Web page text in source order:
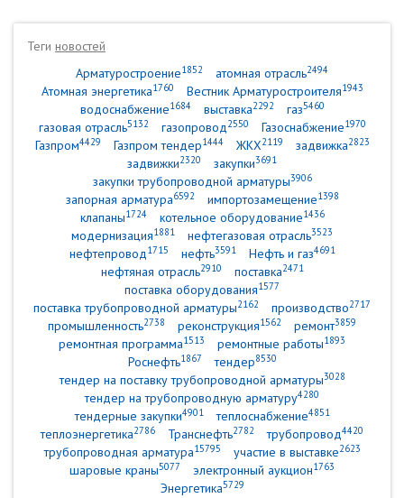
Теги новостей
Арматуростроение1852 атомная отрасль2494
Атомная энергетика1760 Вестник Арматуростроителя1943
водоснабжение1684 выставка2292 газ5460
газовая отрасль5132 газопровод2550 Газоснабжение1970
Газпром4429 Газпром тендер1444 ЖКХ2119 задвижка2823
задвижки2320 закупки3691
закупки трубопроводной арматуры3906
запорная арматура6592 импортозамещение1398
клапаны1724 котельное оборудование1436
модернизация1881 нефтегазовая отрасль3523
нефтепровод1715 нефть3591 Нефть и газ4691
нефтяная отрасль2910 поставка2471
поставка оборудования1577
поставка трубопроводной арматуры2162 производство2717
промышленность2738 реконструкция1562 ремонт3859
ремонтная программа1513 ремонтные работы1893
Роснефть1867 тендер8530
тендер на поставку трубопроводной арматуры3028
тендер на трубопроводную арматуру4280
тендерные закупки4901 теплоснабжение4851
теплоэнергетика2786 Транснефть2782 трубопровод4420
трубопроводная арматура15795 участие в выставке2623
шаровые краны5077 электронный аукцион1763
Энергетика5729